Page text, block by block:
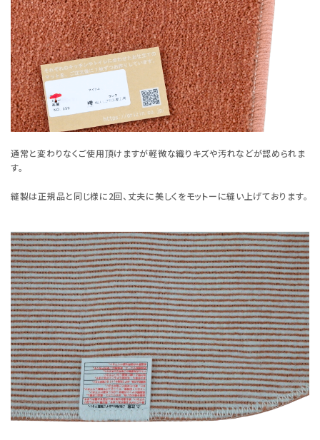
通常と変わりなくご使用頂けますが軽微な織りキズや汚れなどが認められま
す。
縫製は正規品と同じ様に2回、丈夫に美しくをモットーに縫い上げております。